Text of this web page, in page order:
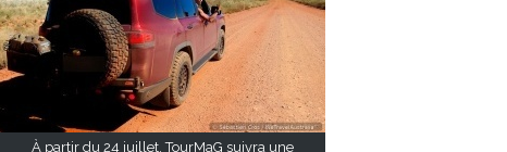
À partir du 24 juillet, TourMaG suivra une